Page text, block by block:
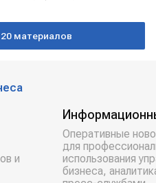
материалов
и
Оперативные
для
использования
бизнеса,